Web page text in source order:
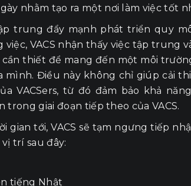
nhằm tạo ra một nơi làm việc tốt
trung đẩy mạnh phát triển quy
việc, VACS nhận thấy việc tập trung
cần thiết để mang đến một môi
mình. Điều này không chỉ giúp cải
VACSers, từ đó đảm bảo khả
trong giai đoạn tiếp theo của VACS.
gian tới, VACS sẽ tạm ngưng tiếp
trí sau đây:
tiếng Nhật